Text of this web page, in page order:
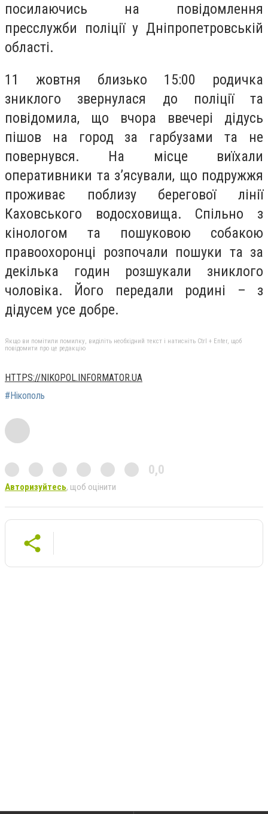
посилаючись на повідомлення
пресслужби поліції у Дніпропетровській
області.
11 жовтня близько 15:00 родичка
зниклого звернулася до поліції та
повідомила, що вчора ввечері дідусь
пішов на город за гарбузами та не
повернувся. На місце виїхали
оперативники та з’ясували, що подружжя
проживає поблизу берегової лінії
Каховського водосховища. Спільно з
кінологом та пошуковою собакою
правоохоронці розпочали пошуки та за
декілька годин розшукали зниклого
чоловіка. Його передали родині – з
дідусем усе добре.
Якщо ви помітили помилку, виділіть необхідний текст і натисніть Ctrl + Enter, щоб
повідомити про це редакцію
HTTPS://NIKOPOL.INFORMATOR.UA
#Нікополь
0,0
Авторизуйтесь, щоб оцінити